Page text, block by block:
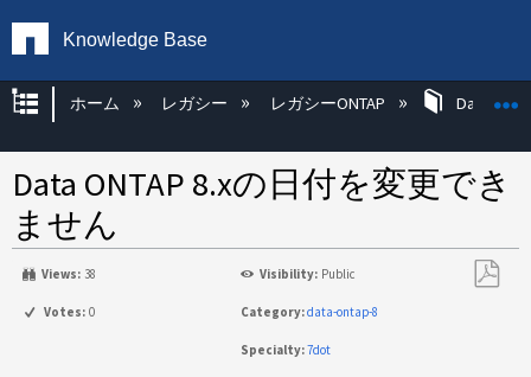
Knowledge Base
グローバル階層を展開/折りたたむ
ホーム レガシー レガシーONTAP Data
Data ONTAP 8.xの日付を変更でき
ません
Views: 38 Visibility: Public
Votes: 0 Category:data-ontap-8
Specialty:7dot